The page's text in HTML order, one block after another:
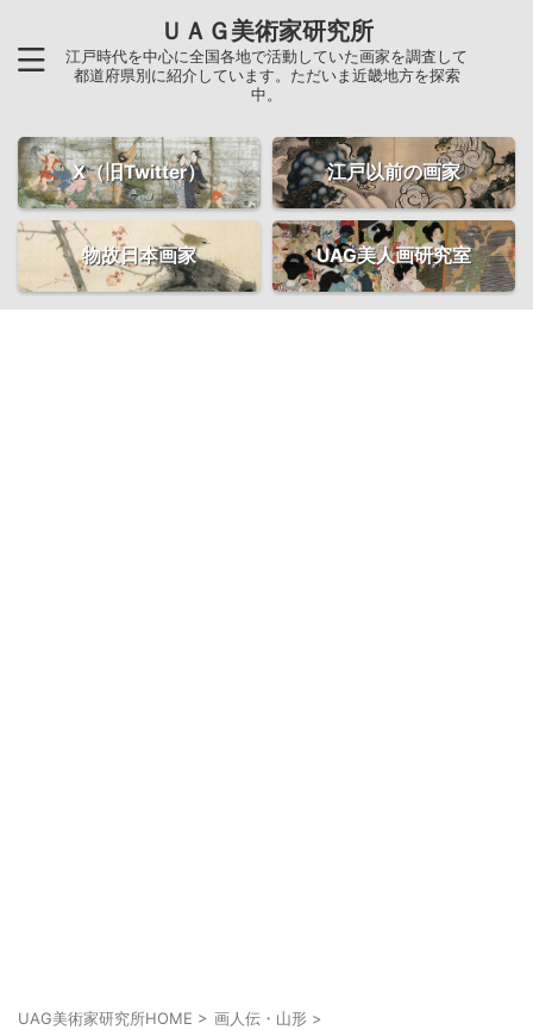
ＵＡＧ美術家研究所
江戸時代を中心に全国各地で活動していた画家を調査して
都道府県別に紹介しています。ただいま近畿地方を探索
中。
X（旧Twitter） 江戸以前の画家
物故日本画家 UAG美人画研究室
UAG美術家研究所HOME > 画人伝・山形 >